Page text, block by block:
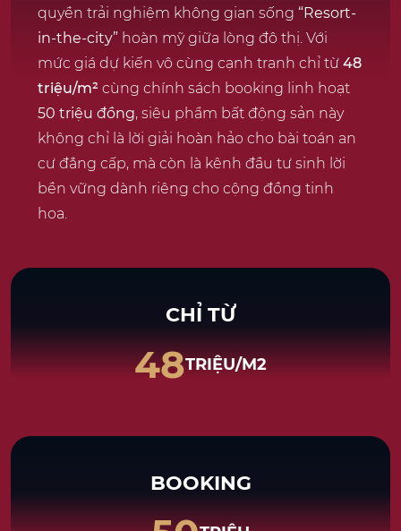
quyền trải nghiệm không gian sống “Resort-
in-the-city” hoàn mỹ giữa lòng đô thị. Với
mức giá dự kiến vô cùng cạnh tranh chỉ từ 48
triệu/m² cùng chính sách booking linh hoạt
50 triệu đồng, siêu phẩm bất động sản này
không chỉ là lời giải hoàn hảo cho bài toán an
cư đẳng cấp, mà còn là kênh đầu tư sinh lời
bền vững dành riêng cho cộng đồng tinh
hoa.
CHỈ TỪ
48TRIỆU/M2
BOOKING